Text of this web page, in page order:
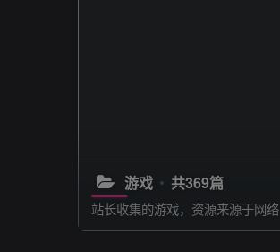
游戏 共369篇
站长收集的游戏，资源来源于网络